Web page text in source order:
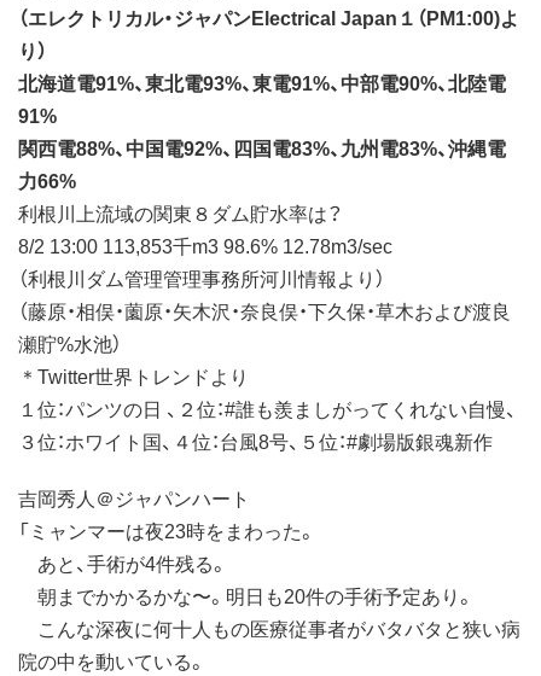
（エレクトリカル・ジャパンElectrical Japan１（PM1:00)よ
り）
北海道電91%、東北電93%、東電91%、中部電90%、北陸電
91%
関西電88%、中国電92%、四国電83%、九州電83%、沖縄電
力66%
利根川上流域の関東８ダム貯水率は？
8/2 13:00 113,853千m3 98.6% 12.78m3/sec
（利根川ダム管理管理事務所河川情報より）
（藤原・相俣・薗原・矢木沢・奈良俣・下久保・草木および渡良
瀬貯%水池）
＊Twitter世界トレンドより
１位：パンツの日 、２位：#誰も羨ましがってくれない自慢、
３位：ホワイト国、４位：台風8号、５位：#劇場版銀魂新作
吉岡秀人＠ジャパンハート
「ミャンマーは夜23時をまわった。
あと、手術が4件残る。
朝までかかるかな〜。明日も20件の手術予定あり。
こんな深夜に何十人もの医療従事者がバタバタと狭い病
院の中を動いている。